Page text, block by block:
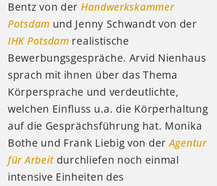
Bentz von der Handwerkskammer
Potsdam und Jenny Schwandt von der
IHK Potsdam realistische
Bewerbungsgespräche. Arvid Nienhaus
sprach mit ihnen über das Thema
Körpersprache und verdeutlichte,
welchen Einfluss u.a. die Körperhaltung
auf die Gesprächsführung hat. Monika
Bothe und Frank Liebig von derAgentur
für Arbeit durchliefen noch einmal
intensive Einheiten des